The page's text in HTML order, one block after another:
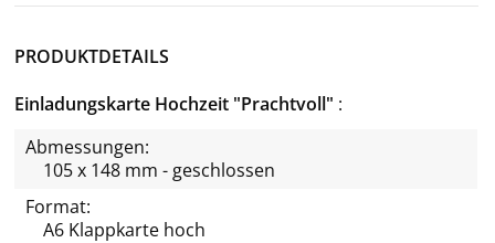
PRODUKTDETAILS
Einladungskarte Hochzeit "Prachtvoll"
Abmessungen:
105 x 148 mm - geschlossen
Format:
A6 Klappkarte hoch